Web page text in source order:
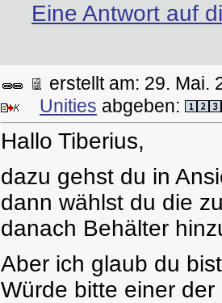
Eine Antwort auf
erstellt am: 29.
Unities abgeben:
Hallo Tiberius,
dazu gehst du in
dann wählst du die
danach Behälter
Aber ich glaub du
Würde bitte einer